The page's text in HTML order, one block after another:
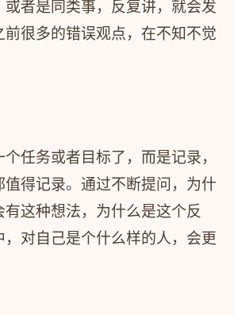
者是同类事，反复讲，就会发
很多的错误观点，在不知不觉
任务或者目标了，而是记录，
得记录。通过不断提问，为什
这种想法，为什么是这个反
，对自己是个什么样的人，会更